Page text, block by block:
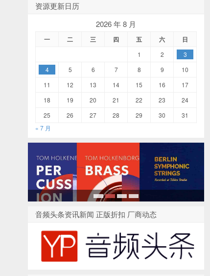
资源更新日历
2026 年 8 月
一 二 三 四 五 六 日
1 2
3
4
5 6 7 8 9
10
11
12 13 14 15 16
17
18
19 20 21 22 23
24
25
26 27 28 29 30
31
« 7 月
音频头条资讯新闻 正版折扣 厂商动态